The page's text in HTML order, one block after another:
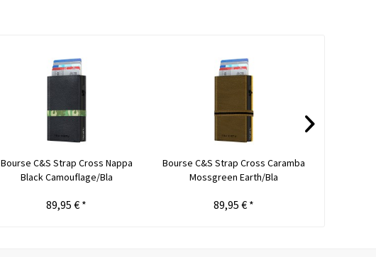
Bourse C&S Strap Cross Nappa
Black Camouflage/Bla
89,95 € *
Bourse C&S Strap Cross Caramba
Mossgreen Earth/Bla
89,95 € *